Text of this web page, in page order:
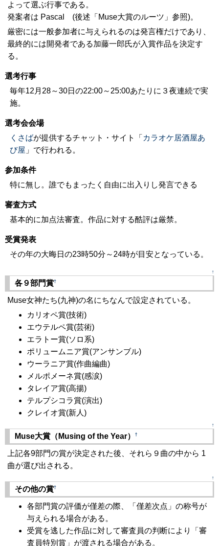
よって選ぶ行事である。
発案者は Pascal (後述「Muse大賞のルーツ」参照)。
厳密には一般参加者に与えられるのは発言権だけであり、
最終的には開発者である加藤一郎氏が入賞作品を決定す
る。
選考行事
毎年12月28～30日の22:00～25:00あたりに３夜連続で実
施。
選考会会場
くさばが提供するチャット・サイト「 カラオケ居酒屋あ
び屋 」で行われる。
参加条件
特に無し。誰でもまったく自由に出入りし発言できる
審査方式
基本的に加点法審査。作品に対する酷評は厳禁。
受賞発表
その年の大晦日の23時50分～24時が目安となっている。
↑
各９部門賞†
Muse女神たち(九神)の名にちなんで設定されている。
カリオペ賞(技術)
エウテルペ賞(芸術)
エラトー賞(ソロ系)
ポリュームニア賞(アンサンブル)
ウーラニア賞(作曲編曲)
メルポメーネ賞(感涙)
タレイア賞(高揚)
テルプシコラ賞(演出)
クレイオ賞(新人)
↑
Muse大賞（Musing of the Year） †
上記各9部門の賞が決定された後、それら９曲の中から 1
曲が選び出される。
↑
その他の賞†
各部門賞の評価が僅差の際、「僅差次点」の称号が
与えられる場合がある。
受賞を逃した作品に対して審査員の判断により「審
査員特別賞」が渡される場合がある。